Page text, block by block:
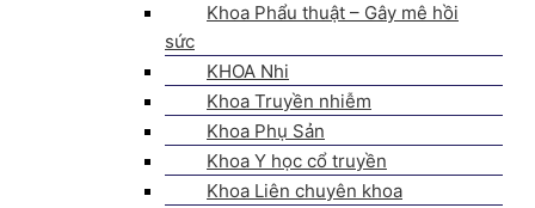
Khoa Phẩu thuật – Gây mê hồi
sức
KHOA Nhi
Khoa Truyền nhiễm
Khoa Phụ Sản
Khoa Y học cổ truyền
Khoa Liên chuyên khoa